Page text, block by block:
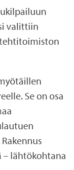
valittiin
Se on osa
lähtökohtana